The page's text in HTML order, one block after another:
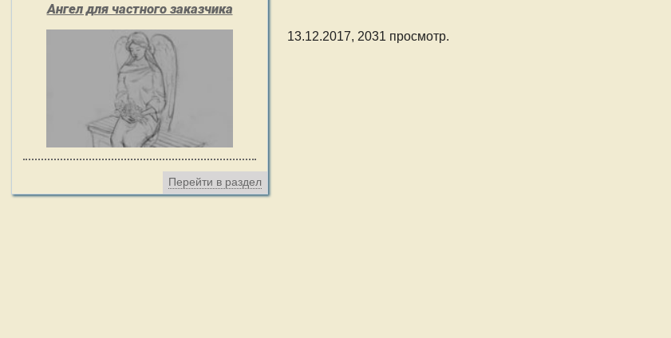
Ангел для частного заказчика
Перейти в раздел
13.12.2017, 2031 просмотр.